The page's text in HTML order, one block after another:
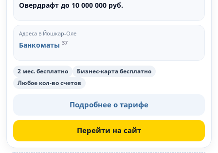
Овердрафт до 10 000 000 руб.
Адреса в Йошкар-Оле
Банкоматы37
2 мес. бесплатно
Бизнес-карта бесплатно
Любое кол-во счетов
Подробнее о тарифе
Перейти на сайт